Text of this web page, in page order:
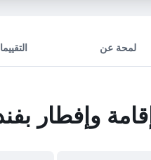
لمحة عن
وإفطار